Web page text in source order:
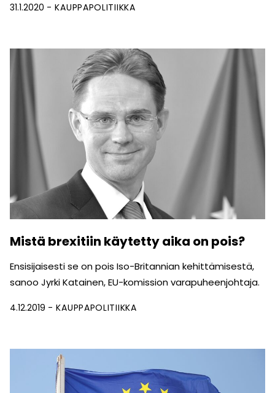
31.1.2020 KAUPPAPOLITIIKKA
Mistä brexitiin käytetty aika on pois?
Ensisijaisesti se on pois Iso-Britannian kehittämisestä,
sanoo Jyrki Katainen, EU-komission varapuheenjohtaja.
4.12.2019 KAUPPAPOLITIIKKA